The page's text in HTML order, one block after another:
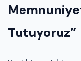
Tutuyoruz”